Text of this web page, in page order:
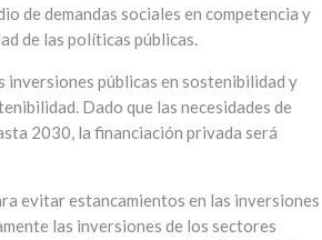
de demandas sociales en competencia y
de las políticas públicas.
inversiones públicas en sostenibilidad y
Dado que las necesidades de
2030, la financiación privada será
evitar estancamientos en las inversiones
las inversiones de los sectores